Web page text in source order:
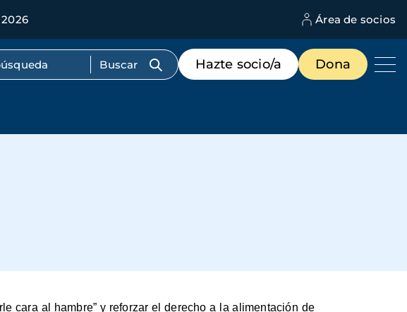
Área de socios
Menú
de
destacados
Hazte socio/a Dona
cara al hambre” y reforzar el derecho a la alimentación de